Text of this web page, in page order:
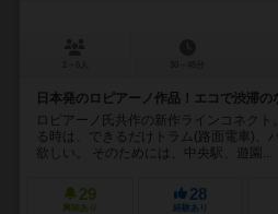
日本発のロピアーノ作品！エコで渋滞
ロピアーノ氏共作の新作ラインコネクト
る時は、できるだけトラム(路面電車)、
欲しい。 そのためには、中央駅、遊園...
29
興味あり
28
経験あり